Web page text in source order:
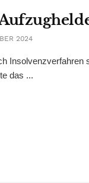
2024
das ...